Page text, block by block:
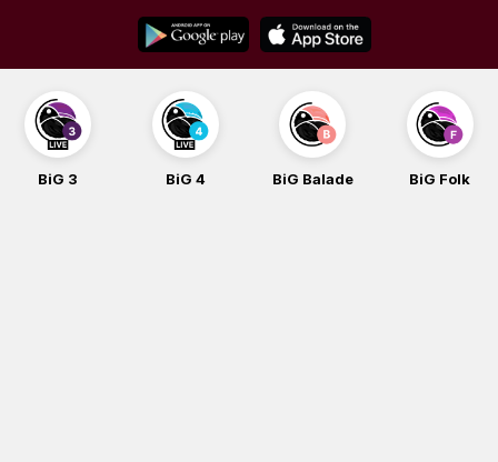
content
BiG 4 BiG Balade BiG Folk BiG iG